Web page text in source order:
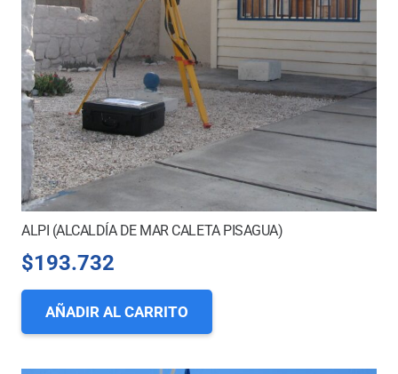
ALPI (ALCALDÍA DE MAR CALETA PISAGUA)
$193.732
AÑADIR AL CARRITO